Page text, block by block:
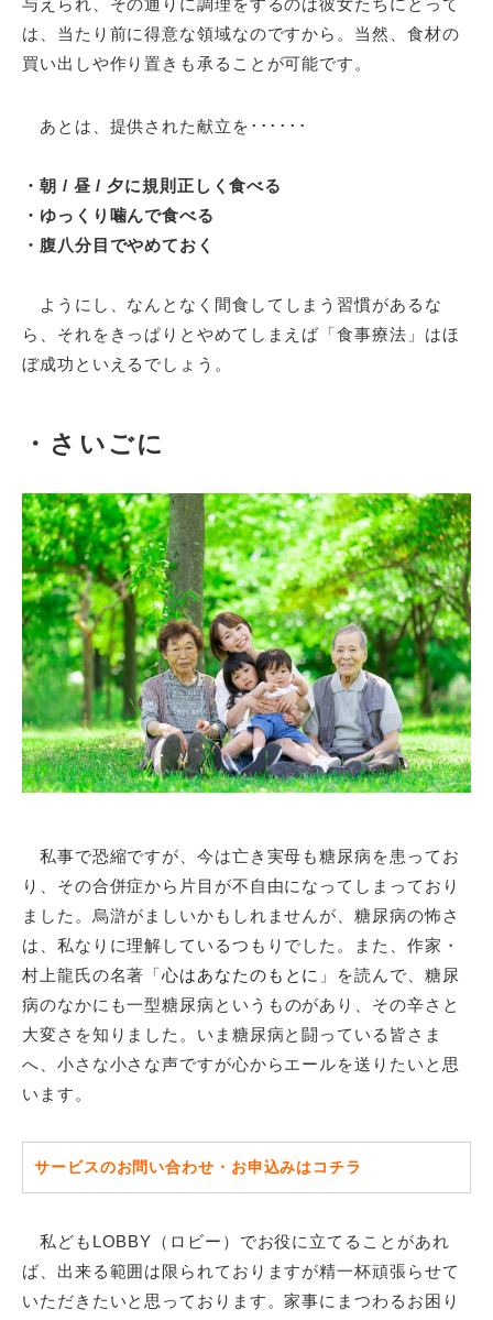
は、当たり前に得意な領域なのですから。当然、食材の
買い出しや作り置きも承ることが可能です。
あとは、提供された献立を･･････
・朝 / 昼 / 夕に規則正しく食べる
・ ゆっくり噛んで食べる
・腹八分目でやめておく
ようにし、 なんとなく間食してしまう習慣があるな
ら、それをきっぱりとやめてしまえば「食事療法」はほ
ぼ成功といえるでしょう。
・さいごに
私事で恐縮ですが、今は亡き実母も糖尿病を患ってお
り、その合併症から片目が不自由になってしまっており
ました。烏滸がましいかもしれませんが、糖尿病の怖さ
は、私なりに理解しているつもりでした。また、作家・
村上龍氏の名著「心はあなたのもとに 」を読んで、糖尿
病のなかにも一型糖尿病というものがあり、その辛さと
大変さを知りました。いま糖尿病と闘っている皆さま
へ、小さな小さな声ですが心からエールを送りたいと思
います。
サービスのお問い合わせ・お申込みはコチラ
私どもLOBBY（ロビー）でお役に立てることがあれ
ば、出来る範囲は限られておりますが精一杯頑張らせて
いただきたいと思っております。家事にまつわるお困り